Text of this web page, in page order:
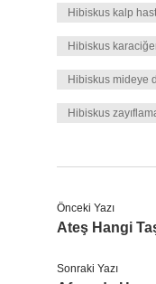
Hibiskus kalp
Hibiskus
Hibiskus mideye
Hibiskus
Önceki Yazı
Ateş Hangi
Sonraki Yazı